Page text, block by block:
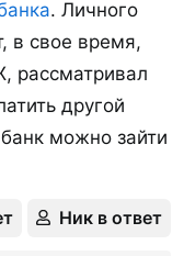
. Личного
в свое время,
рассматривал
другой
можно зайти
Ник в ответ